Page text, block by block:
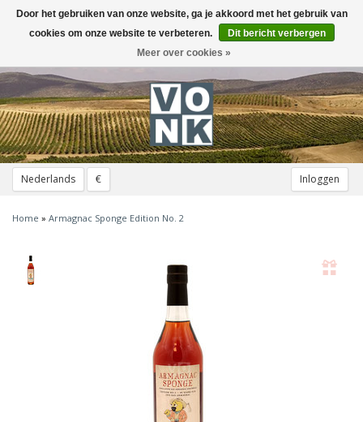
Nederlands € Inloggen
Toggle
navigation
Home » Armagnac Sponge Edition No. 2
Door het gebruiken van onze website, ga je akkoord met het gebruik van
cookies om onze website te verbeteren.
Dit bericht verbergen
Meer over cookies »